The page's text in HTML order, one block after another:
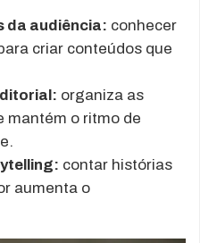
da audiência: conhecer
criar conteúdos que
organiza as
mantém o ritmo de
contar histórias
aumenta o